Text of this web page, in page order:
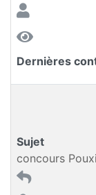
Dernières
Sujet
concours